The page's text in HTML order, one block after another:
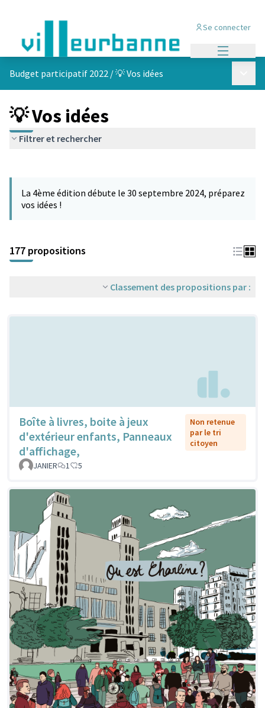
Se connecter
Budget participatif 2022 /💡 Vos idées
💡 Vos idées
Filtrer et rechercher
−
La 4ème édition débute le 30 septembre 2024, préparez
vos idées !
177 propositions
Classement des propositions par :
Boîte à livres, boite à jeux
d'extérieur enfants, Panneaux
d'affichage,
Non retenue
par le tri
citoyen
JANIER 1 5